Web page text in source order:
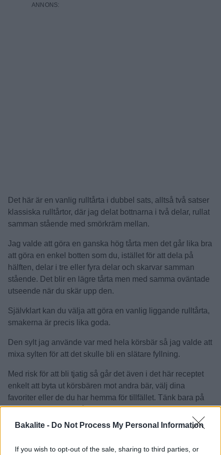
Bakalite - Do Not Process My Personal Information
If you wish to opt-out of the sale, sharing to third parties, or
Det här är en vanlig rulltårta i dubbel sats, alltså två satser
klassiska rulltårtor, där jag delat bottnarna i två delar, rullat
samman stående med smörkräm mellan.
Jag valde att göra en ganska hög tårta men det går lika bra
att göra en enkel botten som du, istället för att dela på
hälften, delar i tre eller fyra delar och skarvar samman
stående. Det blir en lägre tårta men med samma oväntade
utseende när du skär upp den.
Självklart kan du välja att göra en vanlig liggande rulltårta,
smakerna är precis lika goda.
Den sylt jag använde var med hela körsbär så jag valde att
mixa sylten för att det skulle bli en slätare fyllning.
Med risk för att bli tjatig så går det även i det här receptet
enkelt att byta ut körsbären mot andra bär, välj dina
favoriter eller de du har hemma för tillfället. Tänk bara på
hur högt vätskeinnehåll de bär eller frukter du toppar med
har, så det inte blir för rinnigt.